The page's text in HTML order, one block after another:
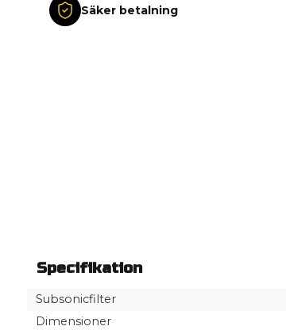
Säker betalning
Specifikation
Subsonicfilter
Dimensioner